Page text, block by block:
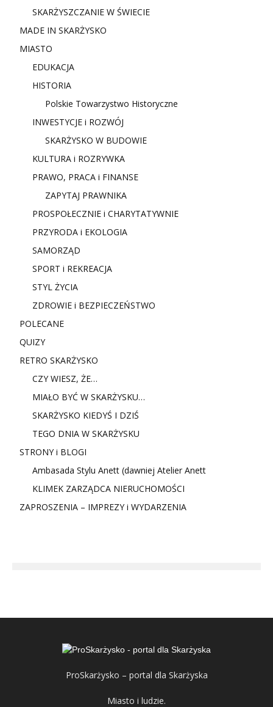
SKARŻYSZCZANIE W ŚWIECIE
MADE IN SKARŻYSKO
MIASTO
EDUKACJA
HISTORIA
Polskie Towarzystwo Historyczne
INWESTYCJE i ROZWÓJ
SKARŻYSKO W BUDOWIE
KULTURA i ROZRYWKA
PRAWO, PRACA i FINANSE
ZAPYTAJ PRAWNIKA
PROSPOŁECZNIE i CHARYTATYWNIE
PRZYRODA i EKOLOGIA
SAMORZĄD
SPORT i REKREACJA
STYL ŻYCIA
ZDROWIE i BEZPIECZEŃSTWO
POLECANE
QUIZY
RETRO SKARŻYSKO
CZY WIESZ, ŻE…
MIAŁO BYĆ W SKARŻYSKU…
SKARŻYSKO KIEDYŚ I DZIŚ
TEGO DNIA W SKARŻYSKU
STRONY i BLOGI
Ambasada Stylu Anett (dawniej Atelier Anett
KLIMEK ZARZĄDCA NIERUCHOMOŚCI
ZAPROSZENIA – IMPREZY i WYDARZENIA
ProSkarżysko – portal dla Skarżyska
Miasto i ludzie.